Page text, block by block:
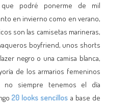
que podré ponerme de mil
en invierno como en verano,
son las camisetas marineras,
boyfriend, unos shorts
negro o una camisa blanca,
de los armarios femeninos
no siempre tenemos el día
20 looks sencillos a base de